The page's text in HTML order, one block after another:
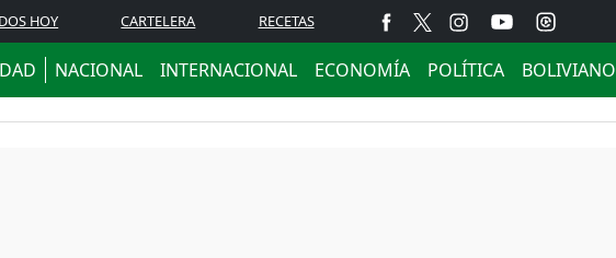
HOY CARTELERA RECETAS
NACIONAL INTERNACIONAL ECONOMÍA POLÍTICA